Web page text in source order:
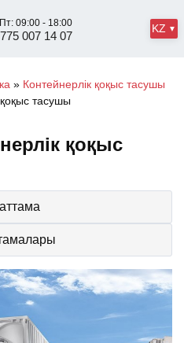
09:00 - 18:00
007 14 07
KZ
» Контейнерлік қоқыс тасушы
тасушы
қоқыс